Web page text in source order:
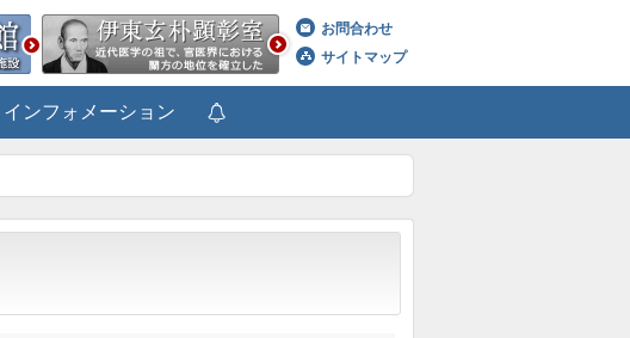
お問合わせ
サイトマップ
インフォメーション